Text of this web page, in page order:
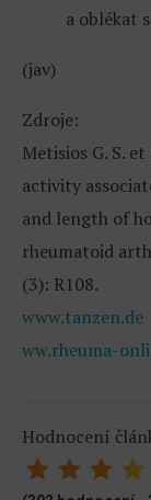
a oblékat
(jav)
Zdroje:
Metisios G. S.
activity
and length of
rheumatoid
(3): R108.
www.tanzen.de
ww.rheuma-
Hodnocení